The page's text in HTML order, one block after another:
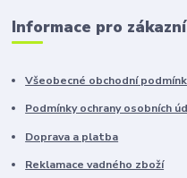
Informace pro
Všeobecné obchodní
Podmínky ochrany osobních
Doprava a platba
Reklamace vadného zboží